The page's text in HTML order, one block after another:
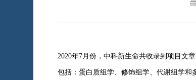
2020年7月份，中科新生命共收录到项目文
包括：蛋白质组学、修饰组学、代谢组学